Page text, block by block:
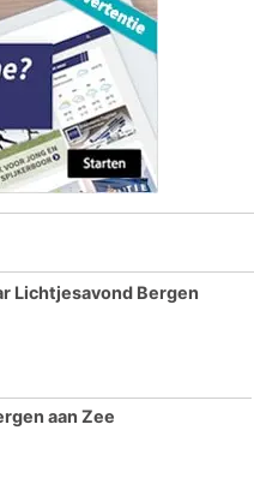
Lichtjesavond Bergen
aan Zee